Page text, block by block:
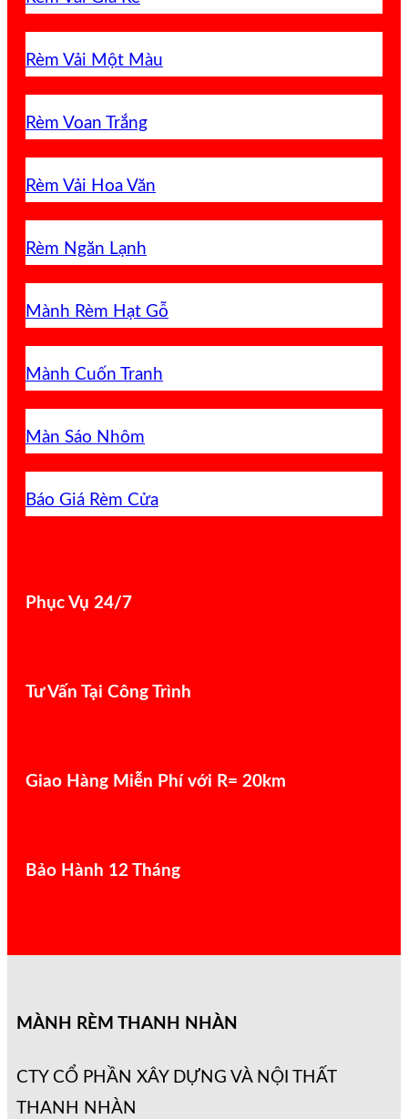
Rèm Vải Một Màu
Rèm Voan Trắng
Rèm Vải Hoa Văn
Rèm Ngăn Lạnh
Mành Rèm Hạt Gỗ
Mành Cuốn Tranh
Màn Sáo Nhôm
Báo Giá Rèm Cửa
Phục Vụ 24/7
Tư Vấn Tại Công Trình
Giao Hàng Miễn Phí với R= 20km
Bảo Hành 12 Tháng
MÀNH RÈM THANH NHÀN
CTY CỔ PHẦN XÂY DỰNG VÀ NỘI THẤT
THANH NHÀN